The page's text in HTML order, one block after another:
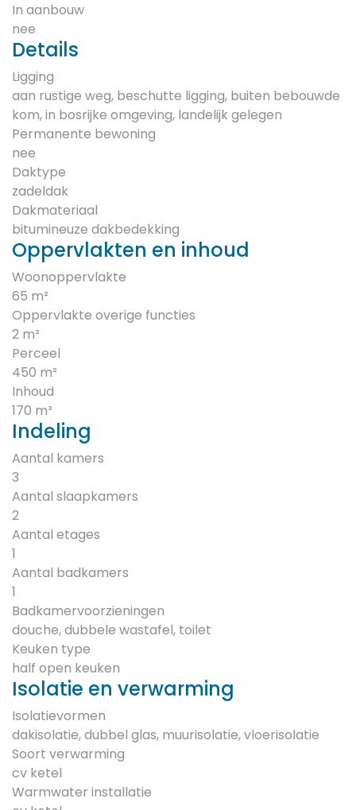
In aanbouw
nee
Details
Ligging
aan rustige weg, beschutte ligging, buiten bebouwde
kom, in bosrijke omgeving, landelijk gelegen
Permanente bewoning
nee
Daktype
zadeldak
Dakmateriaal
bitumineuze dakbedekking
Oppervlakten en inhoud
Woonoppervlakte
65 m²
Oppervlakte overige functies
2 m²
Perceel
450 m²
Inhoud
170 m³
Indeling
Aantal kamers
3
Aantal slaapkamers
2
Aantal etages
1
Aantal badkamers
1
Badkamervoorzieningen
douche, dubbele wastafel, toilet
Keuken type
half open keuken
Isolatie en verwarming
Isolatievormen
dakisolatie, dubbel glas, muurisolatie, vloerisolatie
Soort verwarming
cv ketel
Warmwater installatie